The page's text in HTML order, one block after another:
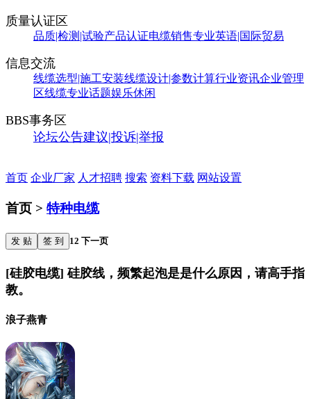
质量认证区
品质|检测|试验产品认证电缆销售专业英语|国际贸易
信息交流
线缆选型|施工安装线缆设计|参数计算行业资讯企业管理
区线缆专业话题娱乐休闲
BBS事务区
论坛公告建议|投诉|举报
首页 企业厂家 人才招聘 搜索 资料下载 网站设置
首页 > 特种电缆
发 贴 签 到 12 下一页
[硅胶电缆] 硅胶线，频繁起泡是是什么原因，请高手指
教。
浪子燕青